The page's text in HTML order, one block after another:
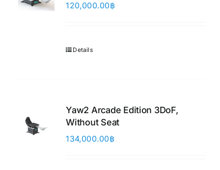
120,000.00฿
Details
Yaw2 Arcade Edition 3DoF,
Without Seat
134,000.00฿